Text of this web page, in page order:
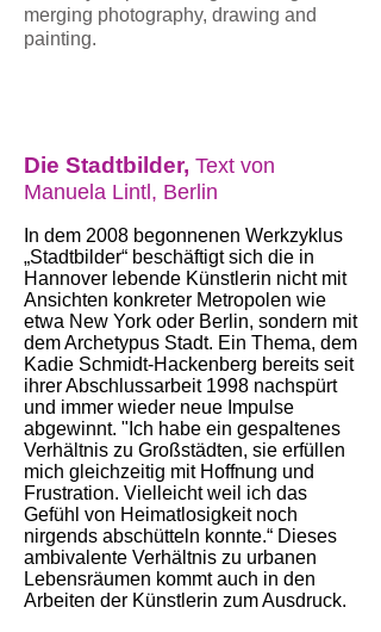
merging photography, drawing and
painting.
Die Stadtbilder, Text von
Manuela Lintl, Berlin
In dem 2008 begonnenen Werkzyklus
„Stadtbilder“ beschäftigt sich die in
Hannover lebende Künstlerin nicht mit
Ansichten konkreter Metropolen wie
etwa New York oder Berlin, sondern mit
dem Archetypus Stadt. Ein Thema, dem
Kadie Schmidt-Hackenberg bereits seit
ihrer Abschlussarbeit 1998 nachspürt
und immer wieder neue Impulse
abgewinnt. "Ich habe ein gespaltenes
Verhältnis zu Großstädten, sie erfüllen
mich gleichzeitig mit Hoffnung und
Frustration. Vielleicht weil ich das
Gefühl von Heimatlosigkeit noch
nirgends abschütteln konnte.“ Dieses
ambivalente Verhältnis zu urbanen
Lebensräumen kommt auch in den
Arbeiten der Künstlerin zum Ausdruck.